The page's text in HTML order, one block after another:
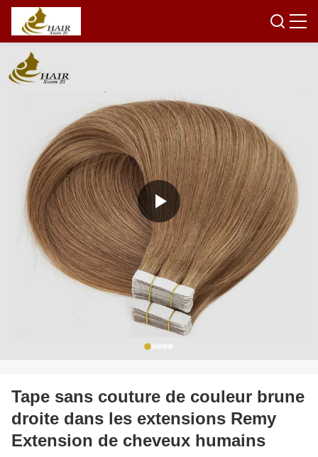
Tape sans couture de couleur brune
droite dans les extensions Remy
Extension de cheveux humains